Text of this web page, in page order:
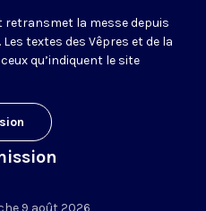
retransmet la messe depuis
textes des Vêpres et de la
qu’indiquent le site
9 août 2026